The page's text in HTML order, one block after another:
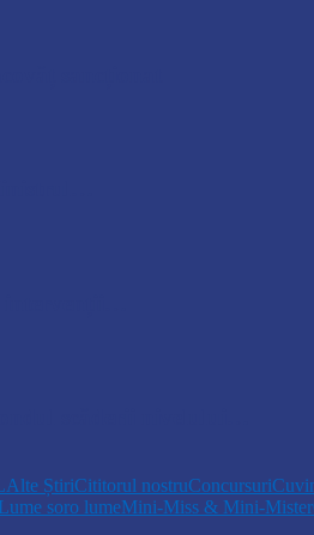
Alte ȘtiriCititorul nostruConcursuri
Lume soro lumeMini-Miss & Mini-Mister